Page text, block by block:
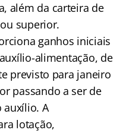
além da carteira de
superior.
ganhos iniciais
alimentação, de
previsto para janeiro
passando a ser de
auxílio. A
lotação,